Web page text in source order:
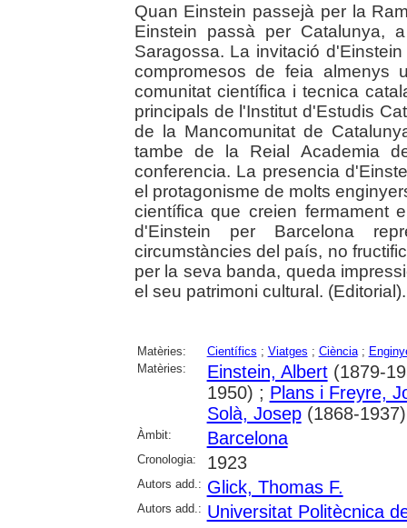
Quan Einstein passejà per la
Einstein passà per
Saragossa. La invitació
compromesos de feia almenys
comunitat científica i tecnica
principals de l'Institut d'Estudis
de la Mancomunitat de
tambe de la Reial Academia
conferencia. La presencia
el protagonisme de molts
científica que creien fermament
d'Einstein per Barcelona
circumstàncies del país, no
per la seva banda, queda
el seu patrimoni cultural. (Editorial).
Matèries: Científics ; Viatges ; Ciència;
Matèries:
Einstein, Albert(1879-
1950) ; Plans i Freyre,
Solà, Josep(1868-
Àmbit: Barcelona
Cronologia: 1923
Autors add.: Glick, Thomas F.
Autors add.: Universitat Politècnica